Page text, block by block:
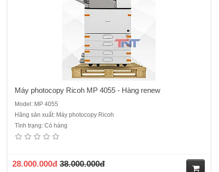
Máy photocopy Ricoh MP 4055 - Hàng renew
Model: MP 4055
Hãng sản xuất: Máy photocopy Ricoh
Tình trạng: Có hàng
28.000.000đ 38.000.000đ
Máy Photocopy Ricoh MP 5055 .ĐQSD máy cao cấp cho văn
phòng, hoạt động ổn định, ngoại hình đẹp như mới, tại sao khách